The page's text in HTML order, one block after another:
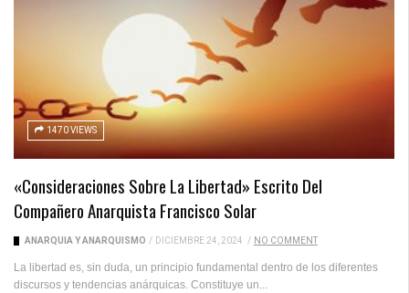
1470 VIEWS
«Consideraciones Sobre La Libertad» Escrito Del
Compañero Anarquista Francisco Solar
ANARQUÍA Y ANARQUISMO / DICIEMBRE 24, 2024 / NO COMMENT
La libertad es, sin duda, un principio fundamental dentro de los diferentes
discursos y tendencias anárquicas. Constituye un...